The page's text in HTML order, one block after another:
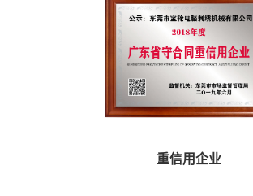
重信用企业